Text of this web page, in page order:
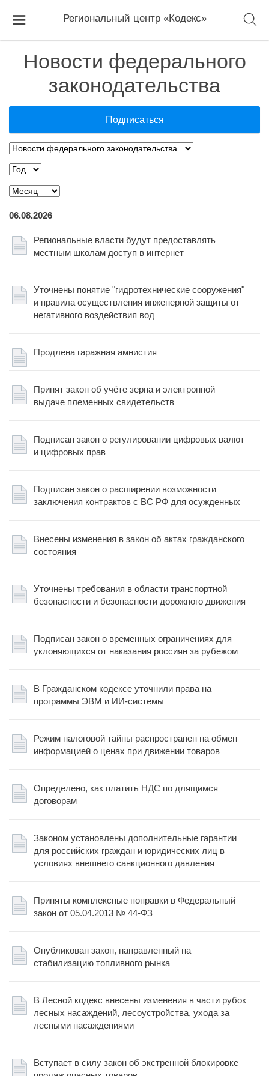
Региональный центр «Кодекс»
Новости федерального
законодательства
Подписаться
06.08.2026
Региональные власти будут предоставлять
местным школам доступ в интернет
Уточнены понятие "гидротехнические сооружения"
и правила осуществления инженерной защиты от
негативного воздействия вод
Продлена гаражная амнистия
Принят закон об учёте зерна и электронной
выдаче племенных свидетельств
Подписан закон о регулировании цифровых валют
и цифровых прав
Подписан закон о расширении возможности
заключения контрактов с ВС РФ для осужденных
Внесены изменения в закон об актах гражданского
состояния
Уточнены требования в области транспортной
безопасности и безопасности дорожного движения
Подписан закон о временных ограничениях для
уклоняющихся от наказания россиян за рубежом
В Гражданском кодексе уточнили права на
программы ЭВМ и ИИ-системы
Режим налоговой тайны распространен на обмен
информацией о ценах при движении товаров
Определено, как платить НДС по длящимся
договорам
Законом установлены дополнительные гарантии
для российских граждан и юридических лиц в
условиях внешнего санкционного давления
Приняты комплексные поправки в Федеральный
закон от 05.04.2013 № 44-ФЗ
Опубликован закон, направленный на
стабилизацию топливного рынка
В Лесной кодекс внесены изменения в части рубок
лесных насаждений, лесоустройства, ухода за
лесными насаждениями
Вступает в силу закон об экстренной блокировке